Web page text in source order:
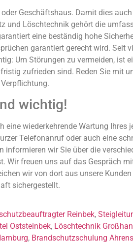
Geschäftshaus. Damit dies
und Löschtechnik gehört die
eine beständig hohe
garantiert gerecht wird.
Um Störungen zu vermeiden, ist
zufrieden sind. Reden Sie mit
wichtig!
wiederkehrende Wartung
Telefonanruf oder auch eine
wir Sie über die
Wir freuen uns auf das Gespräch
wir von dort aus unsere
sichergestellt.
Reinbek,
Oststeinbek, Löschtechnik
, Brandschutzschulung